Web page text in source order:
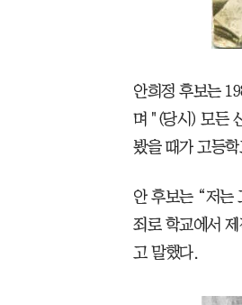
안희정 후보는
며 "(당시) 모든
봤을 때가 고등
안 후보는 “저는
죄로 학교에서
고 말했다.